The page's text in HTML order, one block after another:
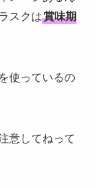
スクは賞味期
使っているの
意してねって